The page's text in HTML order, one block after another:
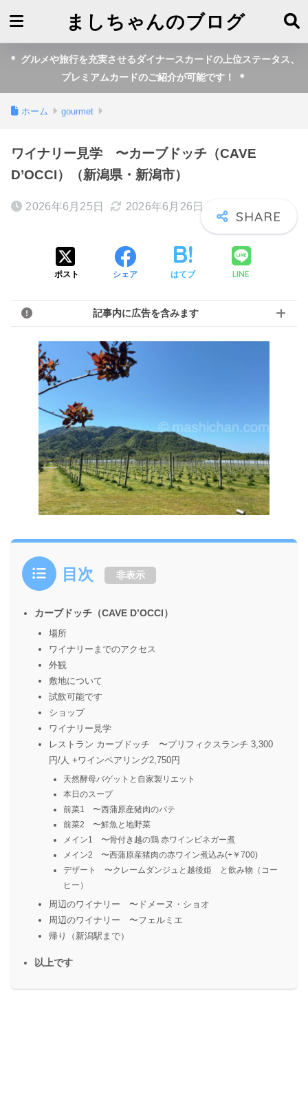
ましちゃんのブログ
＊ グルメや旅行を充実させるダイナースカードの上位ステータス、
プレミアムカードのご紹介が可能です！ ＊
ホーム gourmet
ワイナリー見学 〜カーブドッチ（CAVE
D’OCCI）（新潟県・新潟市）
2026年6月25日 2026年6月26日
ポスト シェア はてブ LINE
記事内に広告を含みます
目次 非表示
カーブドッチ（CAVE D’OCCI）
場所
ワイナリーまでのアクセス
外観
敷地について
試飲可能です
ショップ
ワイナリー見学
レストラン カーブドッチ 〜プリフィクスランチ 3,300
円/人 +ワインペアリング2,750円
天然酵母バゲットと自家製リエット
本日のスープ
前菜1 〜西蒲原産猪肉のパテ
前菜2 〜鮮魚と地野菜
メイン1 〜骨付き越の鶏 赤ワインビネガー煮
メイン2 〜西蒲原産猪肉の赤ワイン煮込み(+￥700)
デザート 〜クレームダンジュと越後姫 と飲み物（コー
ヒー）
周辺のワイナリー 〜ドメーヌ・ショオ
周辺のワイナリー 〜フェルミエ
帰り（新潟駅まで）
以上です